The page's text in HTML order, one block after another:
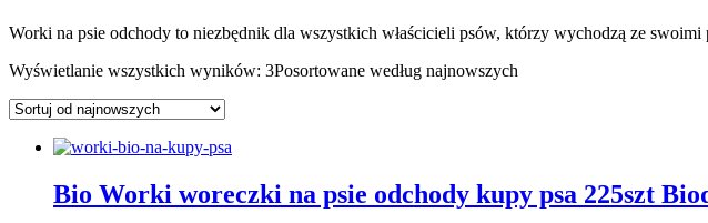
Worki na psie odchody to niezbędnik dla wszystkich właścicieli psów, którzy wychodzą ze
Wyświetlanie wszystkich wyników: 3Posortowane według najnowszych
Bio Worki woreczki na psie odchody kupy psa 225szt